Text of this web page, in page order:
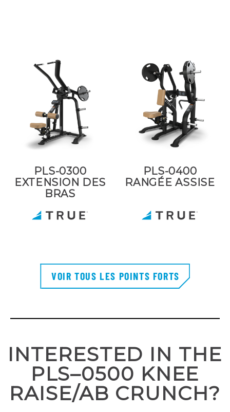
PLS-0300
EXTENSION DES
BRAS
PLS-0400
RANGÉE ASSISE
VOIR TOUS LES POINTS FORTS
INTERESTED IN THE
PLS–0500 KNEE
RAISE/AB CRUNCH?